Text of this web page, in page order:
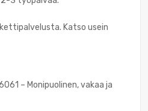
Katso usein
– Monipuolinen, vakaa ja